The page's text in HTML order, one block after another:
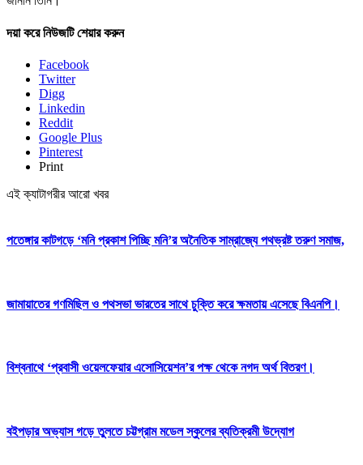
দয়া করে নিউজটি শেয়ার করুন
Facebook
Twitter
Digg
Linkedin
Reddit
Google Plus
Pinterest
Print
এই ক্যাটাগরীর আরো খবর
পতেঙ্গার কাটগড়ে ‘মনি প্রকাশ পিচ্ছি মনি’র অনৈতিক সাম্রাজ্যে পথভ্রষ্ট তরুণ সমাজ,
জামায়াতের গণমিছিল ও পথসভা ভারতের সাথে চুক্তি করে ক্ষমতায় এসেছে বিএনপি।
বিশ্বনাথে ‘প্রবাসী ওয়েলফেয়ার এসোসিয়েশন’র পক্ষ থেকে নগদ অর্থ বিতরণ।
বইপড়ার অভ্যাস গড়ে তুলতে চট্টগ্রাম মডেল স্কুলের ব্যতিক্রমী উদ্যোগ